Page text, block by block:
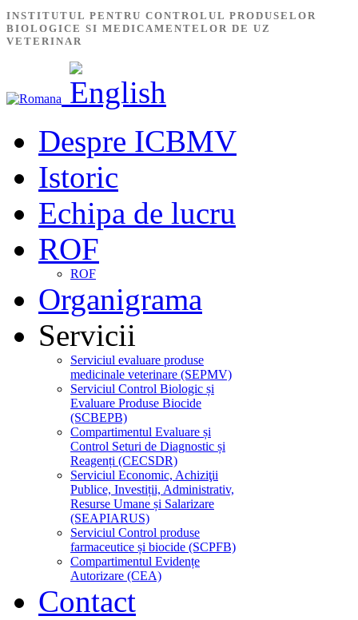
INSTITUTUL PENTRU CONTROLUL PRODUSELOR
BIOLOGICE SI MEDICAMENTELOR DE UZ
VETERINAR
Despre ICBMV
Istoric
Echipa de lucru
ROF
ROF
Organigrama
Servicii
Serviciul evaluare produse
medicinale veterinare (SEPMV)
Serviciul Control Biologic și
Evaluare Produse Biocide
(SCBEPB)
Compartimentul Evaluare și
Control Seturi de Diagnostic și
Reagenți (CECSDR)
Serviciul Economic, Achiziţii
Publice, Investiții, Administrativ,
Resurse Umane și Salarizare
(SEAPIARUS)
Serviciul Control produse
farmaceutice și biocide (SCPFB)
Compartimentul Evidențe
Autorizare (CEA)
Contact